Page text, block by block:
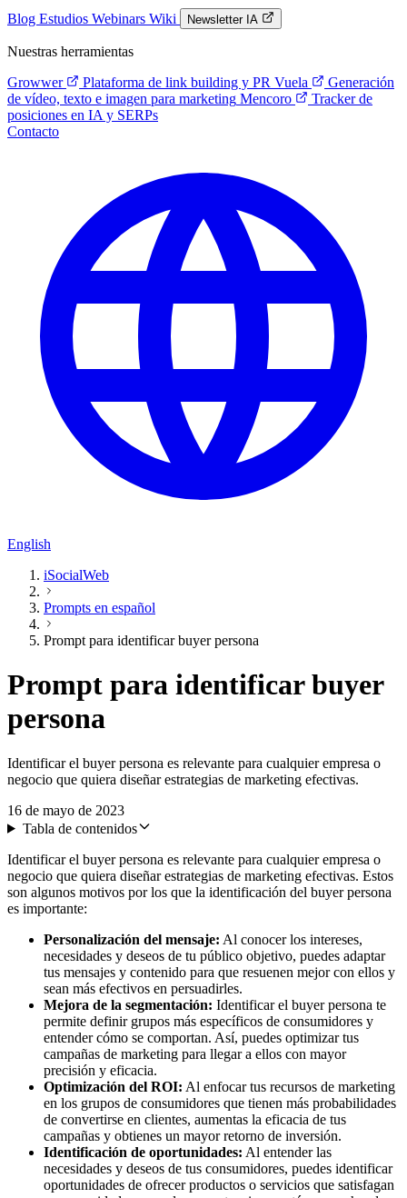
Blog Estudios Webinars Wiki Newsletter IA
Nuestras herramientas
Growwer
Plataforma de link building y PR Vuela
Generación
de vídeo, texto e imagen para marketing Mencoro
Tracker de
posiciones en IA y SERPs
Contacto
English
iSocialWeb
Prompts en español
Prompt para identificar buyer persona
Prompt para identificar buyer
persona
Identificar el buyer persona es relevante para cualquier empresa o
negocio que quiera diseñar estrategias de marketing efectivas.
16 de mayo de 2023
Tabla de contenidos
Identificar el buyer persona es relevante para cualquier empresa o
negocio que quiera diseñar estrategias de marketing efectivas. Estos
son algunos motivos por los que la identificación del buyer persona
es importante:
Personalización del mensaje: Al conocer los intereses,
necesidades y deseos de tu público objetivo, puedes adaptar
tus mensajes y contenido para que resuenen mejor con ellos y
sean más efectivos en persuadirles.
Mejora de la segmentación: Identificar el buyer persona te
permite definir grupos más específicos de consumidores y
entender cómo se comportan. Así, puedes optimizar tus
campañas de marketing para llegar a ellos con mayor
precisión y eficacia.
Optimización del ROI: Al enfocar tus recursos de marketing
en los grupos de consumidores que tienen más probabilidades
de convertirse en clientes, aumentas la eficacia de tus
campañas y obtienes un mayor retorno de inversión.
Identificación de oportunidades: Al entender las
necesidades y deseos de tus consumidores, puedes identificar
oportunidades de ofrecer productos o servicios que satisfagan